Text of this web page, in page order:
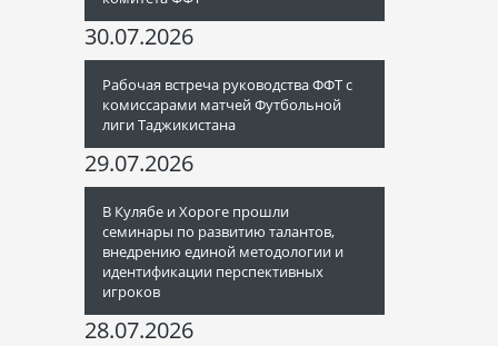
30.07.2026
Рабочая встреча руководства ФФТ с
комиссарами матчей Футбольной
лиги Таджикистана
29.07.2026
В Кулябе и Хороге прошли
семинары по развитию талантов,
внедрению единой методологии и
идентификации перспективных
игроков
28.07.2026